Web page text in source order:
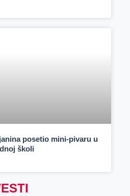
posetio mini-pivaru u
školi